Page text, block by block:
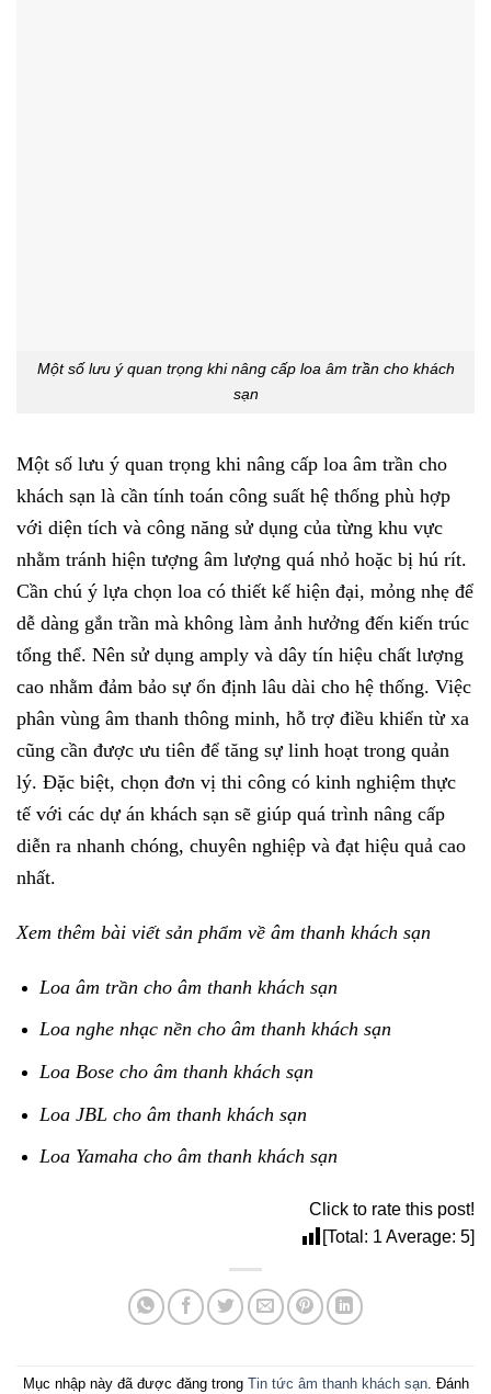
Một số lưu ý quan trọng khi nâng cấp loa âm trần cho khách
sạn
Một số lưu ý quan trọng khi nâng cấp loa âm trần cho
khách sạn là cần tính toán công suất hệ thống phù hợp
với diện tích và công năng sử dụng của từng khu vực
nhằm tránh hiện tượng âm lượng quá nhỏ hoặc bị hú rít.
Cần chú ý lựa chọn loa có thiết kế hiện đại, mỏng nhẹ để
dễ dàng gắn trần mà không làm ảnh hưởng đến kiến trúc
tổng thể. Nên sử dụng amply và dây tín hiệu chất lượng
cao nhằm đảm bảo sự ổn định lâu dài cho hệ thống. Việc
phân vùng âm thanh thông minh, hỗ trợ điều khiển từ xa
cũng cần được ưu tiên để tăng sự linh hoạt trong quản
lý. Đặc biệt, chọn đơn vị thi công có kinh nghiệm thực
tế với các dự án khách sạn sẽ giúp quá trình nâng cấp
diễn ra nhanh chóng, chuyên nghiệp và đạt hiệu quả cao
nhất.
Xem thêm bài viết sản phẩm về âm thanh khách sạn
Loa âm trần cho âm thanh khách sạn
Loa nghe nhạc nền cho âm thanh khách sạn
Loa Bose cho âm thanh khách sạn
Loa JBL cho âm thanh khách sạn
Loa Yamaha cho âm thanh khách sạn
Click to rate this post!
[Total: 1 Average: 5]
Mục nhập này đã được đăng trong Tin tức âm thanh khách sạn. Đánh